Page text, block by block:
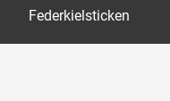
Federkielsticken